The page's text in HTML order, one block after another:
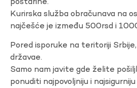
poštarine.
Kurirska služba obračunava na
najčešće je između 500rsd i
Pored isporuke na teritoriji
državae.
Samo nam javite gde želite
ponuditi najpovoljniju i